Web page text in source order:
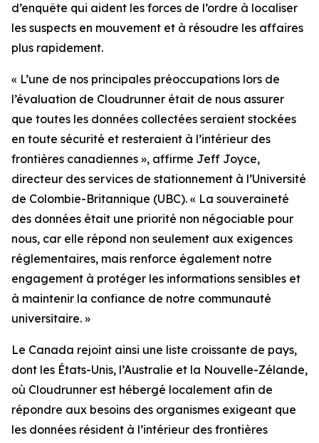
d’enquête qui aident les forces de l’ordre à localiser
les suspects en mouvement et à résoudre les affaires
plus rapidement.
« L’une de nos principales préoccupations lors de
l’évaluation de Cloudrunner était de nous assurer
que toutes les données collectées seraient stockées
en toute sécurité et resteraient à l’intérieur des
frontières canadiennes », affirme Jeff Joyce,
directeur des services de stationnement à l’Université
de Colombie-Britannique (UBC). « La souveraineté
des données était une priorité non négociable pour
nous, car elle répond non seulement aux exigences
réglementaires, mais renforce également notre
engagement à protéger les informations sensibles et
à maintenir la confiance de notre communauté
universitaire. »
Le Canada rejoint ainsi une liste croissante de pays,
dont les États-Unis, l’Australie et la Nouvelle-Zélande,
où Cloudrunner est hébergé localement afin de
répondre aux besoins des organismes exigeant que
les données résident à l’intérieur des frontières